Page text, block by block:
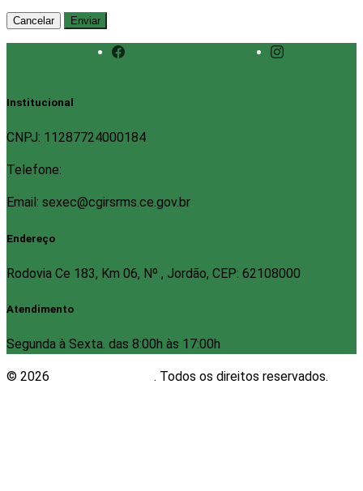
Cancelar Enviar
Institucional
CNPJ: 11287724000184
Telefone:
Email: sexec@cgirsrms.ce.gov.br
Endereço
Rodovia Ce 183, Km 06, Nº , Jordão, CEP: 62108000
Atendimento
Segunda à Sexta. das 8:00h às 17:00h
© 2026 . Todos os direitos reservados.